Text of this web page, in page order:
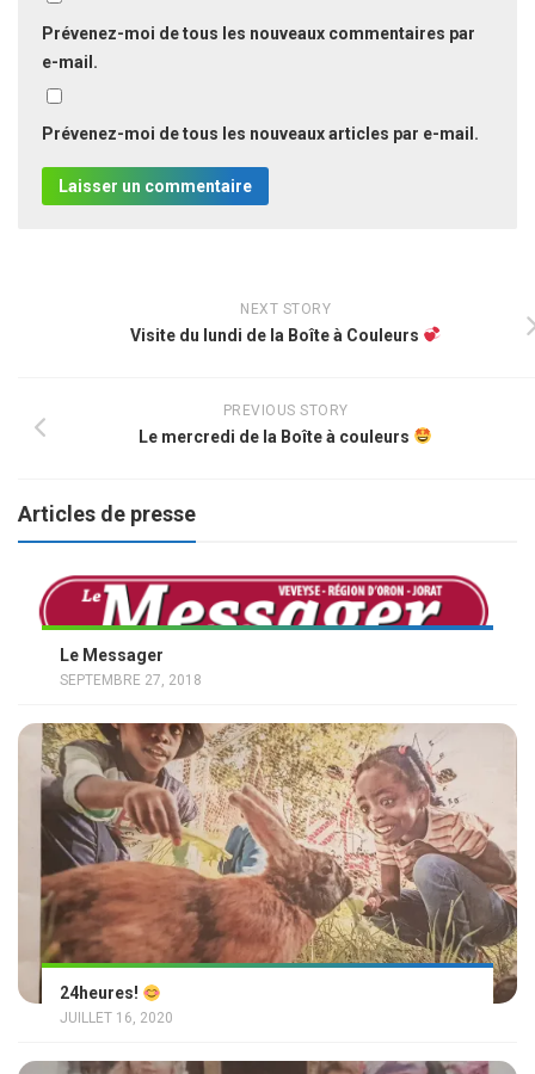
Prévenez-moi de tous les nouveaux commentaires par
e-mail.
Prévenez-moi de tous les nouveaux articles par e-mail.
NEXT STORY
Visite du lundi de la Boîte à Couleurs
PREVIOUS STORY
Le mercredi de la Boîte à couleurs
Articles de presse
Le Messager
SEPTEMBRE 27, 2018
24heures!
JUILLET 16, 2020